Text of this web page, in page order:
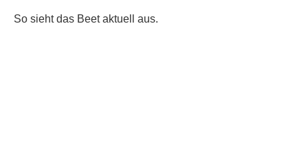
So sieht das Beet aktuell aus.